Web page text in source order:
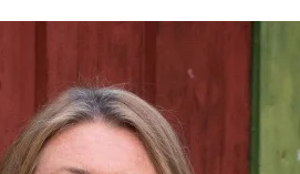
in einen Alltag, der kein Alltag in
tollen Gruppe sehr intensiv,
in jedem Alter und Beruf. Wir
– Bewertung von Martina